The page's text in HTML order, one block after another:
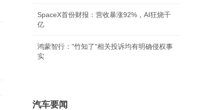
SpaceX首份财报：营收暴涨92%，AI狂烧千
亿
鸿蒙智行："竹知了"相关投诉均有明确侵权事
实
汽车要闻